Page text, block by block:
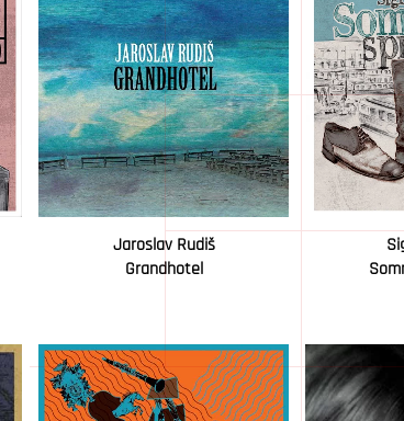
Jaroslav Rudiš
Grandhotel